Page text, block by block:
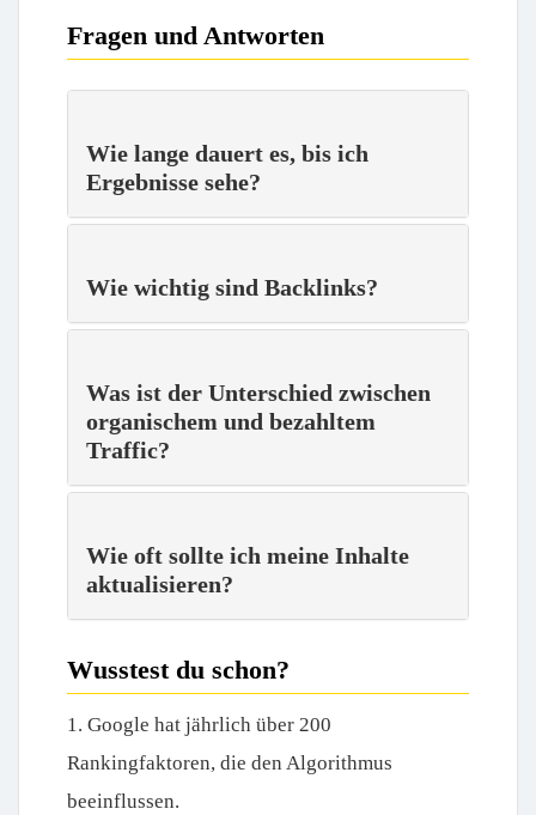
Fragen und Antworten
Wie lange dauert es, bis ich
Ergebnisse sehe?
Wie wichtig sind Backlinks?
Was ist der Unterschied zwischen
organischem und bezahltem
Traffic?
Wie oft sollte ich meine Inhalte
aktualisieren?
Wusstest du schon?
1. Google hat jährlich über 200
Rankingfaktoren, die den Algorithmus
beeinflussen.